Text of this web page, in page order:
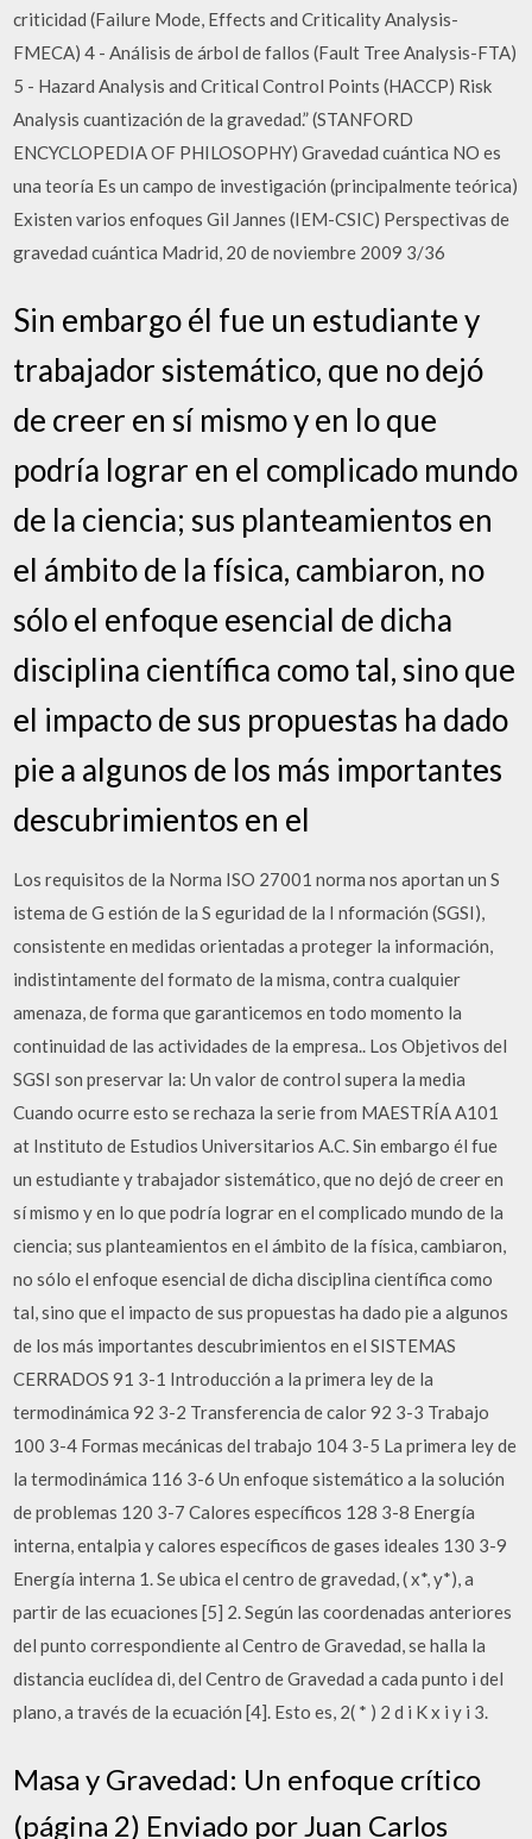
criticidad (Failure Mode, Effects and Criticality Analysis-
FMECA) 4 - Análisis de árbol de fallos (Fault Tree Analysis-FTA)
5 - Hazard Analysis and Critical Control Points (HACCP) Risk
Analysis cuantización de la gravedad.” (STANFORD
ENCYCLOPEDIA OF PHILOSOPHY) Gravedad cuántica NO es
una teoría Es un campo de investigación (principalmente teórica)
Existen varios enfoques Gil Jannes (IEM-CSIC) Perspectivas de
gravedad cuántica Madrid, 20 de noviembre 2009 3/36
Sin embargo él fue un estudiante y
trabajador sistemático, que no dejó
de creer en sí mismo y en lo que
podría lograr en el complicado mundo
de la ciencia; sus planteamientos en
el ámbito de la física, cambiaron, no
sólo el enfoque esencial de dicha
disciplina científica como tal, sino que
el impacto de sus propuestas ha dado
pie a algunos de los más importantes
descubrimientos en el
Los requisitos de la Norma ISO 27001 norma nos aportan un S
istema de G estión de la S eguridad de la I nformación (SGSI),
consistente en medidas orientadas a proteger la información,
indistintamente del formato de la misma, contra cualquier
amenaza, de forma que garanticemos en todo momento la
continuidad de las actividades de la empresa.. Los Objetivos del
SGSI son preservar la: Un valor de control supera la media
Cuando ocurre esto se rechaza la serie from MAESTRÍA A101
at Instituto de Estudios Universitarios A.C. Sin embargo él fue
un estudiante y trabajador sistemático, que no dejó de creer en
sí mismo y en lo que podría lograr en el complicado mundo de la
ciencia; sus planteamientos en el ámbito de la física, cambiaron,
no sólo el enfoque esencial de dicha disciplina científica como
tal, sino que el impacto de sus propuestas ha dado pie a algunos
de los más importantes descubrimientos en el SISTEMAS
CERRADOS 91 3-1 Introducción a la primera ley de la
termodinámica 92 3-2 Transferencia de calor 92 3-3 Trabajo
100 3-4 Formas mecánicas del trabajo 104 3-5 La primera ley de
la termodinámica 116 3-6 Un enfoque sistemático a la solución
de problemas 120 3-7 Calores específicos 128 3-8 Energía
interna, entalpia y calores específicos de gases ideales 130 3-9
Energía interna 1. Se ubica el centro de gravedad, ( x*, y*), a
partir de las ecuaciones [5] 2. Según las coordenadas anteriores
del punto correspondiente al Centro de Gravedad, se halla la
distancia euclídea di, del Centro de Gravedad a cada punto i del
plano, a través de la ecuación [4]. Esto es, 2( * ) 2 d i K x i y i 3.
Masa y Gravedad: Un enfoque crítico
(página 2) Enviado por Juan Carlos